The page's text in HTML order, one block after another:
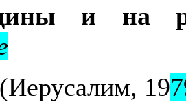
и на
(Иерусалим, 19